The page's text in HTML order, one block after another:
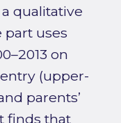
qualitative
part uses
on
(upper-
parents’
finds that